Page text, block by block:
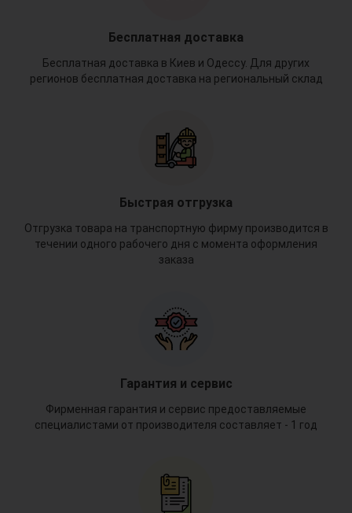
Бесплатная доставка
Бесплатная доставка в Киев и Одессу. Для других
регионов бесплатная доставка на региональный склад
Быстрая отгрузка
Отгрузка товара на транспортную фирму производится в
течении одного рабочего дня с момента оформления
заказа
Гарантия и сервис
Фирменная гарантия и сервис предоставляемые
специалистами от производителя составляет - 1 год